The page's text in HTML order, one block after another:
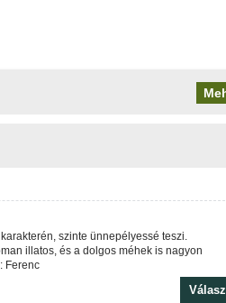
szinte ünnepélyessé teszi.
illatos, és a dolgos méhek is nagyon
Ferenc
Válasz